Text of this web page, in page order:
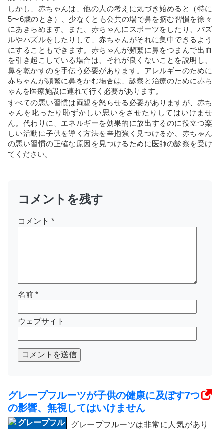
しかし、赤ちゃんは、他の人の考えに気づき始めると（特に
5〜6歳のとき）、少なくとも公共の場で鼻を摘む習慣を徐々
にあきらめます。また、赤ちゃんにスポーツをしたり、パズ
ルやパズルをしたりして、赤ちゃんがそれに集中できるよう
にすることもできます。赤ちゃんが頻繁に鼻をつまんで出血
を引き起こしている場合は、それが良くないことを説明し、
鼻を乾かすのを手伝う必要があります。アレルギーのために
赤ちゃんが頻繁に鼻をかむ場合は、診察と治療のために赤ち
ゃんを医療施設に連れて行く必要があります。
すべての悪い習慣は両親を怒らせる必要がありますが、赤ち
ゃんを叱ったり恥ずかしい思いをさせたりしてはいけませ
ん。代わりに、エネルギーを効果的に放出するのに役立つ楽
しい活動に子供を導く方法を辛抱強く見つけるか、赤ちゃん
の悪い習慣の正確な原因を見つけるために医師の診察を受け
てください。
コメントを残す
コメント *
名前 *
ウェブサイト
コメントを送信
グレープフルーツが子供の健康に及ぼす7つ
の影響、無視してはいけません
グレープフルーツは非常に人気があり